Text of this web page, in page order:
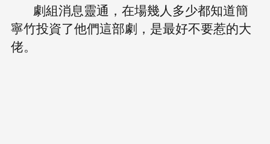
劇組消息靈通，在場幾人多少都知道簡
寧竹投資了他們這部劇，是最好不要惹的大
佬。